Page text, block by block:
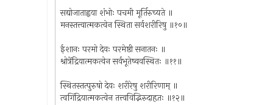
सद्योजाताह्वया शंभोः पचमी मूर्तिरुच्यते ॥
मनस्तत्त्वात्मकत्वेन स्थिता सर्वशरीरिषु ॥१०॥
ईशानः परमो देवः परमेष्ठी सनातनः ॥
श्रोत्रेंद्रियात्मकत्वेन सर्वभूतेष्ववस्थितः ॥११॥
स्थितस्तत्पुरुषो देवः शरीरेषु शरीरिणाम् ॥
त्वगिंद्रियात्मकत्वेन तत्त्वविद्भिरुदाहृतः ॥१२॥